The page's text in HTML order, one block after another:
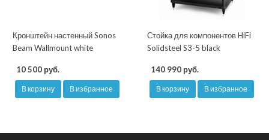
Кронштейн настенный Sonos
Beam Wallmount white
10 500 руб.
В корзину В избранное
Стойка для компонентов HiFi
Solidsteel S3-5 black
140 990 руб.
В корзину В избранное